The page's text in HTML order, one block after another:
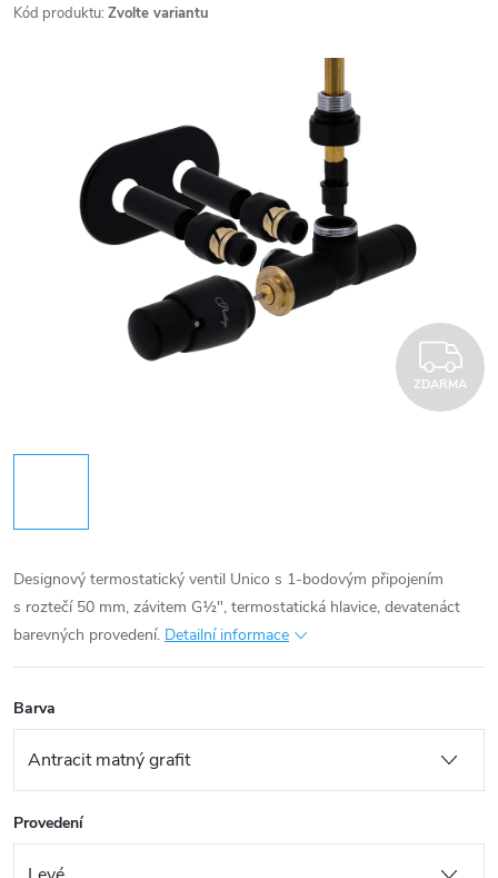
Kód produktu: Zvolte variantu
ZDARMA
Designový termostatický ventil Unico s 1-bodovým připojením
s roztečí 50 mm, závitem G½", termostatická hlavice, devatenáct
barevných provedení. Detailní informace
Barva
Provedení